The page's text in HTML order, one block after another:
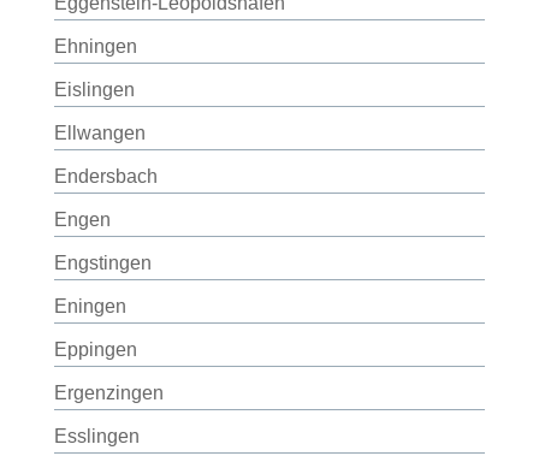
Ehningen
Eislingen
Ellwangen
Endersbach
Engen
Engstingen
Eningen
Eppingen
Ergenzingen
Esslingen